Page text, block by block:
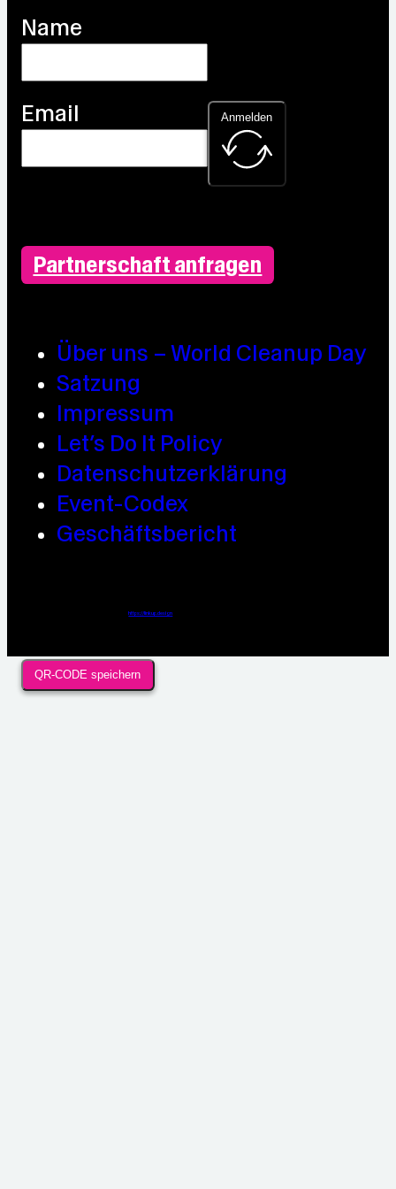
Partnerschaft anfragen
Über uns – World Cleanup Day
Satzung
Impressum
Let’s Do It Policy
Datenschutzerklärung
Event-Codex
Geschäftsbericht
Name
Email Anmelden
https://linkup.design
QR-CODE speichern